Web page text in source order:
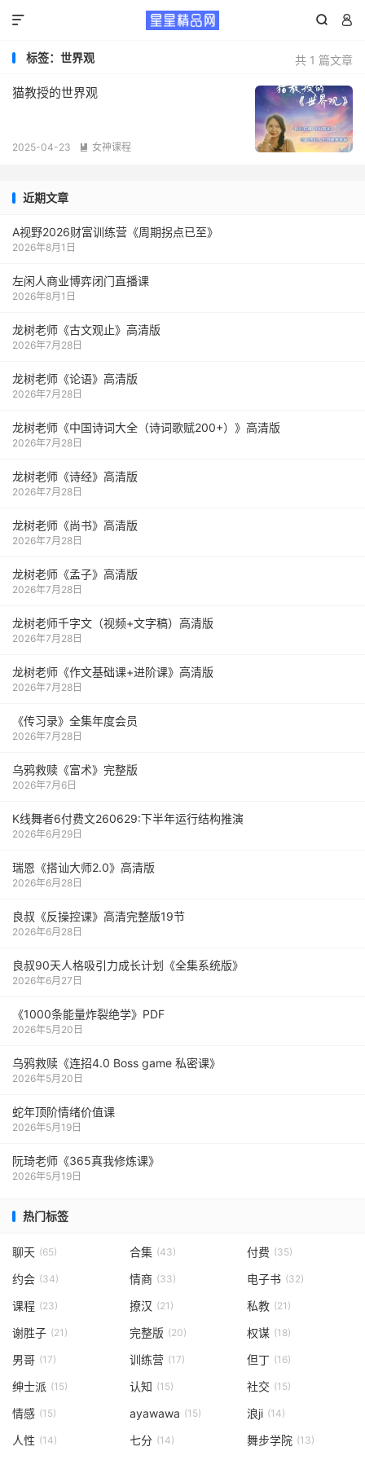
 

共 1 篇文章
标签：世界观
​猫教授的世界观
2025-04-23  女神课程
近期文章
A视野2026财富训练营《周期拐点已至》
2026年8月1日
左闲人商业博弈闭门直播课
2026年8月1日
龙树老师《古文观止》高清版
2026年7月28日
龙树老师《论语》高清版
2026年7月28日
龙树老师《中国诗词大全（诗词歌赋200+）》高清版
2026年7月28日
龙树老师《诗经》高清版
2026年7月28日
龙树老师《尚书》高清版
2026年7月28日
龙树老师《孟子》高清版
2026年7月28日
龙树老师千字文（视频+文字稿）高清版
2026年7月28日
龙树老师《作文基础课+进阶课》高清版
2026年7月28日
《传习录》全集年度会员
2026年7月28日
乌鸦救赎《富术》完整版
2026年7月6日
K线舞者6付费文260629:下半年运行结构推演
2026年6月29日
瑞恩《搭讪大师2.0》高清版
2026年6月28日
良叔《反操控课》高清完整版19节
2026年6月28日
良叔90天人格吸引力成长计划《全集系统版》
2026年6月27日
《1000‮能条‬‎量‮裂炸‬‎绝学》PDF
2026年5月20日
乌鸦救赎《连招4.0 Boss game 私密课》
2026年5月20日
蛇年顶阶情绪价值课
2026年5月19日
阮琦老师《365真我修炼课》
2026年5月19日
热门标签
聊天 (65) 合集 (43) 付费 (35)
约会 (34) 情商 (33) 电子书 (32)
课程 (23) 撩汉 (21) 私教 (21)
谢胜子 (21) 完整版 (20) 权谋 (18)
男哥 (17) 训练营 (17) 但丁 (16)
绅士派 (15) 认知 (15) 社交 (15)
情感 (15) ayawawa (15) 浪ji (14)
人性 (14) 七分 (14) 舞步学院 (13)